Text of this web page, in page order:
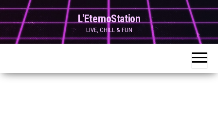
Skip
to
content
L'EternoStation
LIVE, CHILL & FUN